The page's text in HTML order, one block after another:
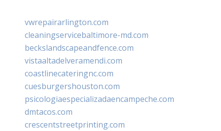
vwrepairarlington.com
cleaningservicebaltimore-md.com
beckslandscapeandfence.com
vistaaltadelveramendi.com
coastlinecateringnc.com
cuesburgershouston.com
psicologiaespecializadaencampeche.com
dmtacos.com
crescentstreetprinting.com